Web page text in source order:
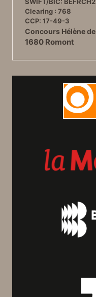
SWIFT/BIC:
Clearing : 768
CCP: 17-49-3
Concours Hélène
1680 Romont